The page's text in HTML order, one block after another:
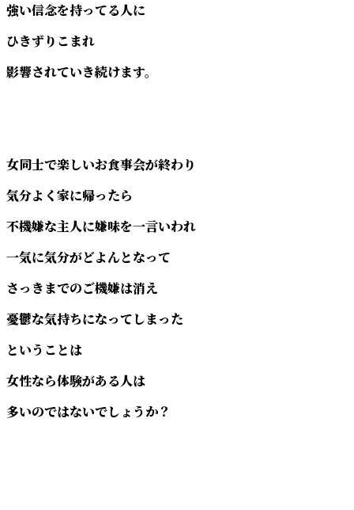
強い信念を持ってる人に
ひきずりこまれ
影響されていき続けます。
女同士で楽しいお食事会が終わり
気分よく家に帰ったら
不機嫌な主人に嫌味を一言いわれ
一気に気分がどよんとなって
さっきまでのご機嫌は消え
憂鬱な気持ちになってしまった
ということは
女性なら体験がある人は
多いのではないでしょうか？